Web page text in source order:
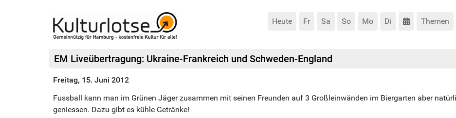
Heute Fr Sa So Mo Di Themen
EM Liveübertragung: Ukraine-Frankreich und Schweden-England
Freitag, 15. Juni 2012
Fussball kann man im Grünen Jäger zusammen mit seinen Freunden auf 3 Großleinwänden im Biergarten aber
geniessen. Dazu gibt es kühle Getränke!